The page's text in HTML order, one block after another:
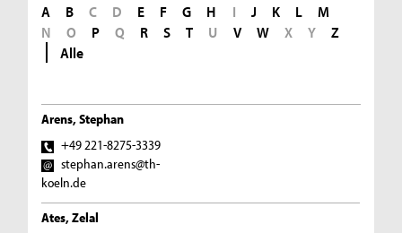
A B C D E F G H I J K L
M
N
O P Q R S T U V W X Y
Z
Alle
Arens, Stephan
+49 221-8275-3339
stephan.arens@th-
koeln.de
Ates, Zelal